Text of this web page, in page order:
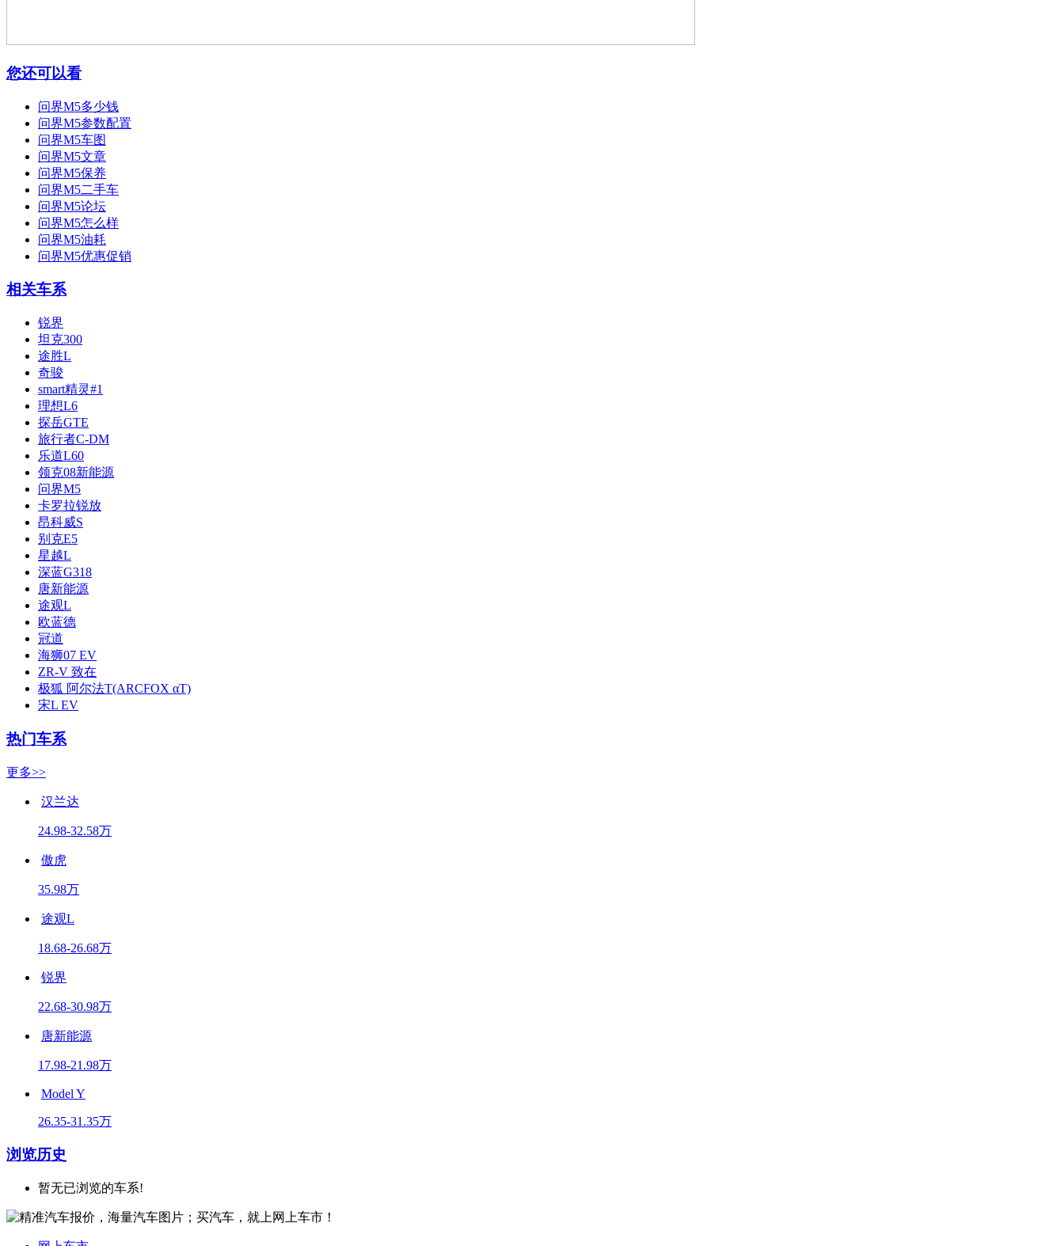
您还可以看
问界M5多少钱
问界M5参数配置
问界M5车图
问界M5文章
问界M5保养
问界M5二手车
问界M5论坛
问界M5怎么样
问界M5油耗
问界M5优惠促销
相关车系
锐界
坦克300
途胜L
奇骏
smart精灵#1
理想L6
探岳GTE
旅行者C-DM
乐道L60
领克08新能源
问界M5
卡罗拉锐放
昂科威S
别克E5
星越L
深蓝G318
唐新能源
途观L
欧蓝德
冠道
海狮07 EV
ZR-V 致在
极狐 阿尔法T(ARCFOX αT)
宋L EV
热门车系
更多>>
汉兰达
24.98-32.58万
傲虎
35.98万
途观L
18.68-26.68万
锐界
22.68-30.98万
唐新能源
17.98-21.98万
Model Y
26.35-31.35万
浏览历史
暂无已浏览的车系!